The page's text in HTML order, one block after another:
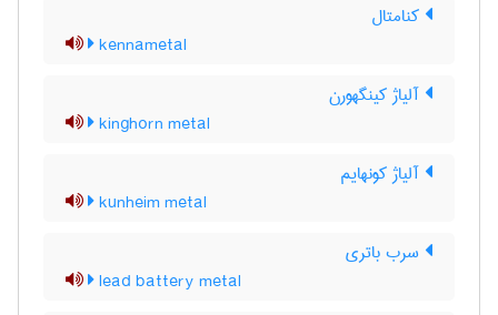
کنامتال
kennametal
آلیاژ کینگهورن
kinghorn metal
آلیاژ کونهایم
kunheim metal
سرب باتری
lead battery metal